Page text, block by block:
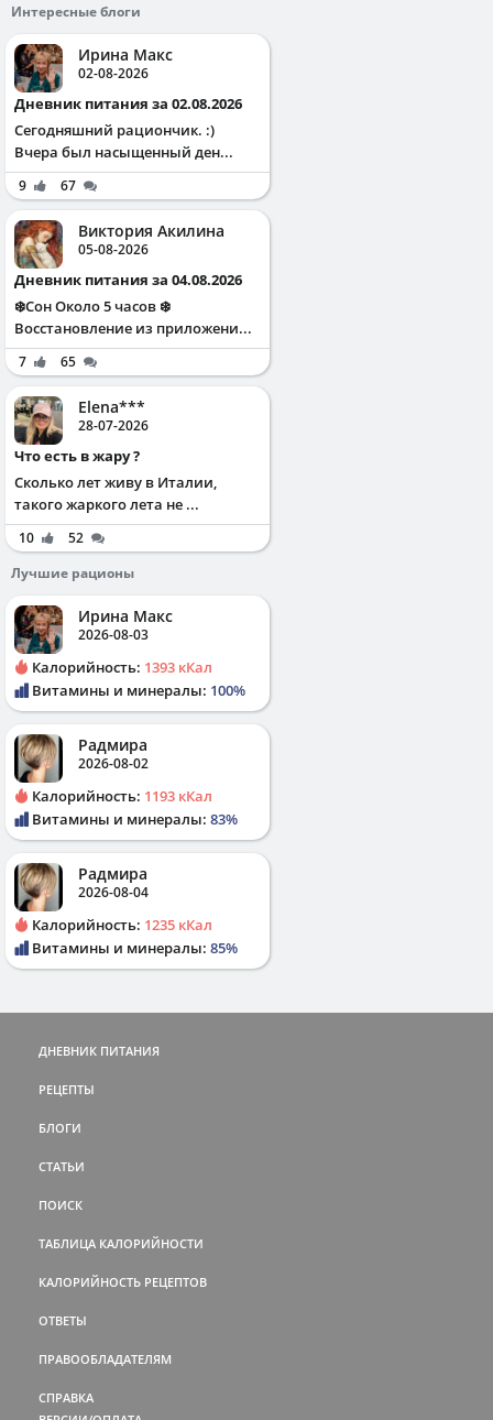
Интересные блоги
Ирина Макс
02-08-2026
Дневник питания за 02.08.2026
Сегодняшний рациончик. :)
Вчера был насыщенный ден...
9 67
Виктория Акилина
05-08-2026
Дневник питания за 04.08.2026
❄️Сон Около 5 часов ❄️
Восстановление из приложени...
7 65
Elena***
28-07-2026
Что есть в жару ?
Сколько лет живу в Италии,
такого жаркого лета не ...
10
52
Лучшие рационы
Ирина Макс
2026-08-03
Калорийность: 1393 кКал
Витамины и минералы: 100%
Радмира
2026-08-02
Калорийность: 1193 кКал
Витамины и минералы: 83%
Радмира
2026-08-04
Калорийность: 1235 кКал
Витамины и минералы: 85%
ДНЕВНИК ПИТАНИЯ
РЕЦЕПТЫ
БЛОГИ
СТАТЬИ
ПОИСК
ТАБЛИЦА КАЛОРИЙНОСТИ
КАЛОРИЙНОСТЬ РЕЦЕПТОВ
ОТВЕТЫ
ПРАВООБЛАДАТЕЛЯМ
СПРАВКА